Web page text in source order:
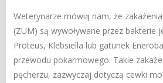
Weterynarze mówią nam, że
(ZUM) są wywoływane przez bakterie
Proteus, Klebsiella lub gatunek
przewodu pokarmowego. Takie
pęcherzu, zazwyczaj dotyczą cewki